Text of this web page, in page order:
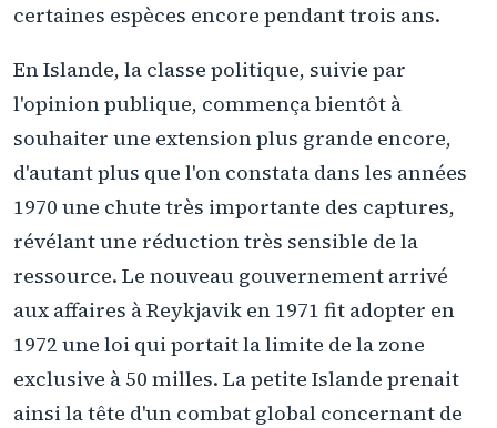
certaines espèces encore pendant trois ans.
En Islande, la classe politique, suivie par
l'opinion publique, commença bientôt à
souhaiter une extension plus grande encore,
d'autant plus que l'on constata dans les années
1970 une chute très importante des captures,
révélant une réduction très sensible de la
ressource. Le nouveau gouvernement arrivé
aux affaires à Reykjavik en 1971 fit adopter en
1972 une loi qui portait la limite de la zone
exclusive à 50 milles. La petite Islande prenait
ainsi la tête d'un combat global concernant de